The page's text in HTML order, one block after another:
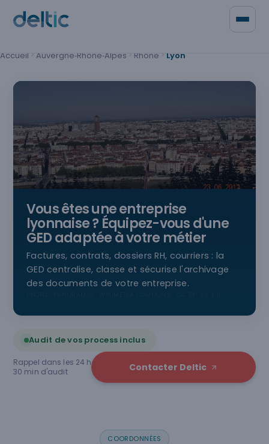
Qui sommes-nous
Accueil Auvergne‑Rhône‑Alpes Rhône Lyon
Vous êtes une entreprise
lyonnaise? Équipez-vous d'une
GED adaptée à votre métier
Factures, contrats, dossiers RH, courriers : la
GED centralise, classe et sécurise l'archivage
des documents de votre entreprise.
Audit de vos process inclus
Rappel dans les 24 h
30 min d'audit
Contacter Deltic
COORDONNÉES
Panneau de gestion des cookies